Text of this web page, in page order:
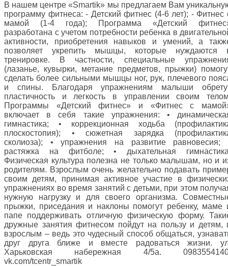
В нашем центре «Smartik» мы предлагаем Вам
программу фитнеса: - Детский фитнес (4-6 лет); - Фитнес
мамой (1-4 года); Программа «Детский
разработана с учетом потребности ребенка в
активности, приобретения навыков и умений, а
позволяет укрепить мышцы, которые нуждаются
тренировке. В частности, специальные
(лазанье, кувырки, метание предметов, прыжки)
сделать более сильными мышцы ног, рук, плечевого
и спины. Благодаря упражнениям малыши
пластичность и легкость в управлении своим
Программы «Детский фитнес» и «Фитнес с
включает в себя такие упражнения: •
гимнастика; • коррекционная ходьба
плоскостопия); • сюжетная зарядка
сколиоза); • упражнения на развитие равновесия;
растяжка на фитболе; • дыхательная
Физическая культура полезна не только малышам, но и
родителям. Взрослым очень желательно подавать
своим детям, принимая активное участие в
упражнениях во время занятий с детьми, при этом
нужную нагрузку и для своего организма.
прыжки, приседания и наклоны помогут ребенку, маме
папе поддерживать отличную физическую форму.
дружные занятия фитнесом пойдут на пользу и детям,
взрослым – ведь это чудесный способ общаться,
друг друга ближе и вместе радоваться жизни.
Харьковская набережная 4/5а.
vk.com/tcentr_smartik